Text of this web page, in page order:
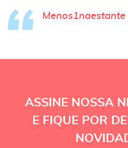
Menos1naestante
ASSINE NOSSA
E FIQUE POR